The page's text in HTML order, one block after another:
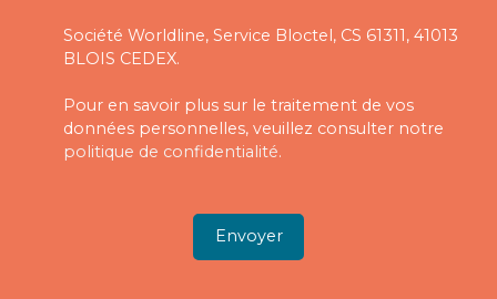
Société Worldline, Service Bloctel, CS 61311, 41013
BLOIS CEDEX.
Pour en savoir plus sur le traitement de vos
données personnelles, veuillez consulter notre
politique de confidentialité.
Envoyer